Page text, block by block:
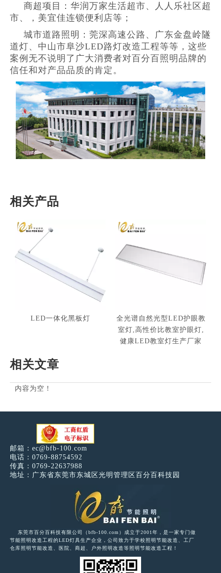
商超项目：华润万家生活超市、人人乐社区超
市、，美宜佳连锁便利店等；
城市道路照明：莞深高速公路、广东金盘岭隧
道灯、中山市阜沙LED路灯改造工程等等，这些
案例无不说明了广大消费者对百分百照明品牌的
信任和对产品品质的肯定。
相关产品
LED一体化黑板灯
全光谱自然光型LED护眼教
室灯,高性价比教室护眼灯,
健康LED教室灯生产厂家
相关文章
内容为空！
邮箱： ec@bfb-100.com
电话：0769-88754592
传真：0769-22637988
地址：广东省东莞市东城区光明管理区百分百科技园
东莞市百分百科技有限公司（bfb-100.com）成立于2001年，是一家专门做
节能照明改造工程的LED灯具生产企业，公司致力于学校照明节能改造、工厂
仓库照明节能改造、医院、商超、户外照明改造等照明节能改造工程！